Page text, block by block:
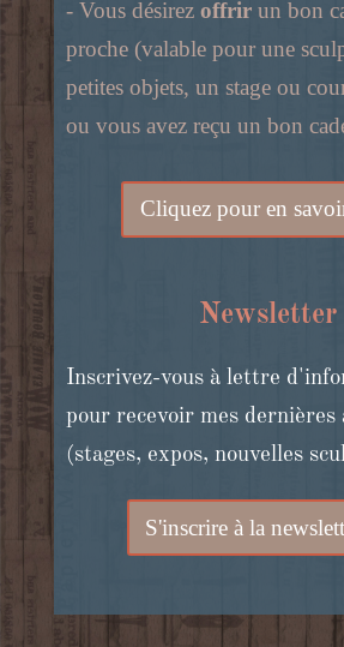
- Vous désirez offrir un bon
proche (valable pour une
petites objets, un stage ou
ou vous avez reçu un bon
Cliquez pour en
Newsletter
Inscrivez-vous à lettre
pour recevoir mes dernières
(stages, expos, nouvelles
S'inscrire à la